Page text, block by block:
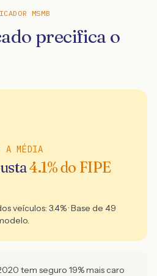
MSMB
precifica o
A MÉDIA
4.1% do FIPE
veículos: 3.4% · Base de 49
tem seguro 19% mais caro